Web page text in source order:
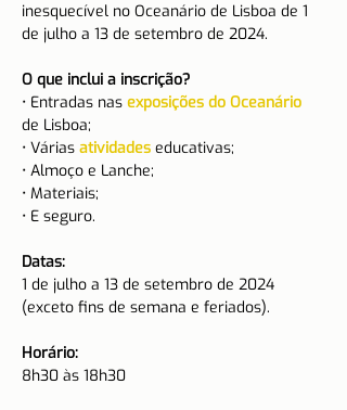
inesquecível no Oceanário de Lisboa de 1
de julho a 13 de setembro de 2024.
O que inclui a inscrição?
• Entradas nas exposições do Oceanário
de Lisboa;
• Várias atividades educativas;
• Almoço e Lanche;
• Materiais;
• E seguro.
Datas:
1 de julho a 13 de setembro de 2024
(exceto fins de semana e feriados).
Horário:
8h30 às 18h30